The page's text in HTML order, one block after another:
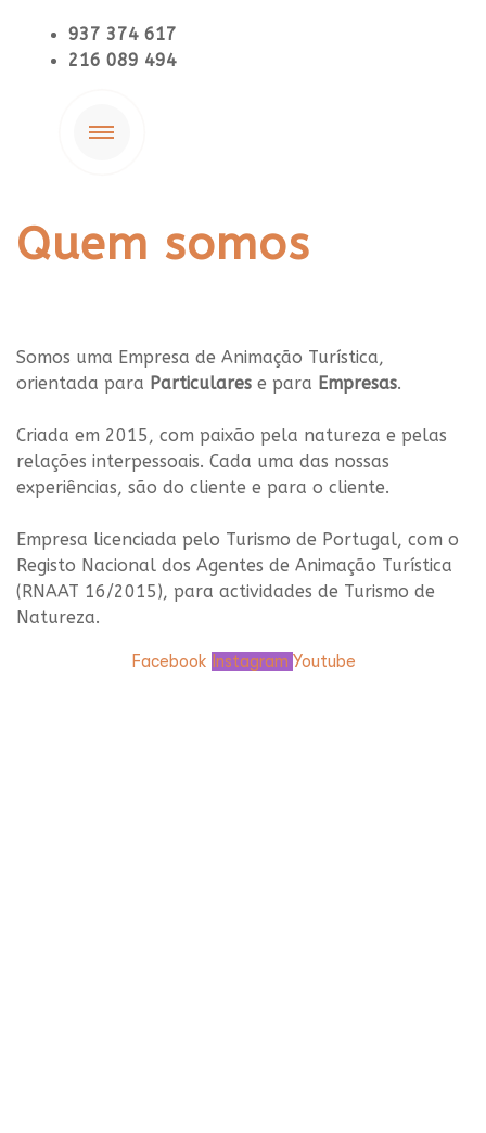
937 374 617
216 089 494
Quem somos
Somos uma Empresa de Animação Turística,
orientada para Particulares e para Empresas.
Criada em 2015, com paixão pela natureza e pelas
relações interpessoais. Cada uma das nossas
experiências, são do cliente e para o cliente.
Empresa licenciada pelo Turismo de Portugal, com o
Registo Nacional dos Agentes de Animação Turística
(RNAAT 16/2015), para actividades de Turismo de
Natureza.
Facebook Instagram Youtube